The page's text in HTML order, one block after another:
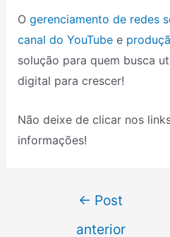
O gerenciamento de redes
canal do YouTubee
solução para quem busca
digital para crescer!
Não deixe de clicar nos
informações!
← Post
anterior